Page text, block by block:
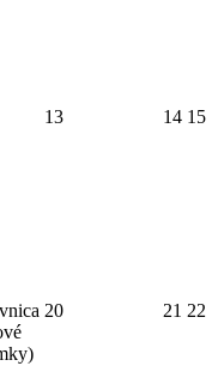
13 14 15
20 21 22